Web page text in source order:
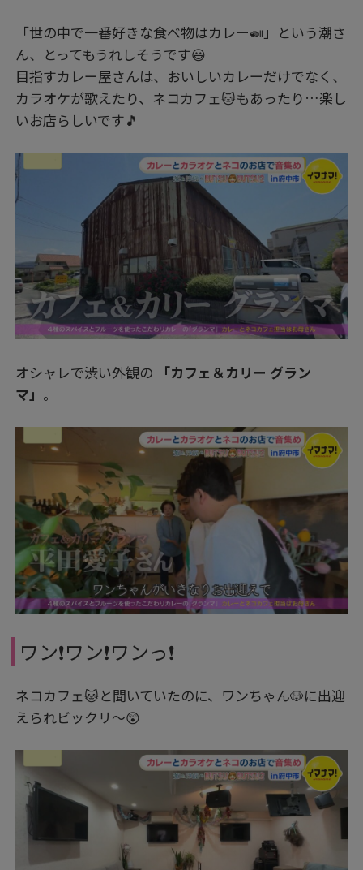
「世の中で一番好きな食べ物はカレー🍛」という潮さ
ん、とってもうれしそうです😃
目指すカレー屋さんは、おいしいカレーだけでなく、
カラオケが歌えたり、ネコカフェ🐱もあったり…楽し
いお店らしいです🎵
オシャレで渋い外観の
「カフェ＆カリー グラン
マ」 。
ワン❗ワン❗ワンっ❗
ネコカフェ🐱と聞いていたのに、ワンちゃん🐶に出迎
えられビックリ～😲